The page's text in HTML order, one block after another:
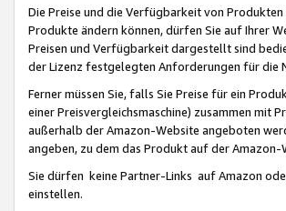
Die Preise und die Verfügbarkeit von
Produkte ändern können, dürfen Sie auf Ihrer
Preisen und Verfügbarkeit dargestellt sind
der Lizenz festgelegten Anforderungen für die
Ferner müssen Sie, falls Sie Preise für ein
einer Preisvergleichsmaschine) zusammen mit
außerhalb der Amazon-Website angeboten
angeben, zu dem das Produkt auf der
Sie dürfen keine Partner-Links auf Amazon
einstellen.